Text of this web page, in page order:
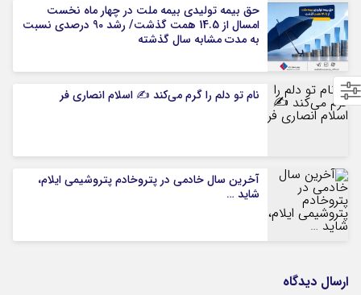
حق بیمه تولیدی بیمه ملت در چهار ماه نخست
امسال از 14.5 همت گذشت/ رشد 90 درصدی نسبت
به مدت مشابه سال گذشته
نام تو دلم را گرم می‌کند ✍️ اسلام انصاری فر
آخرین سال خادمی در پتروخادم پتروشیمی ایلام،
شاید …
ارسال دیدگاه